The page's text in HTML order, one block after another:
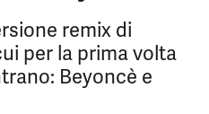
remix di
per la prima volta
Beyoncè e